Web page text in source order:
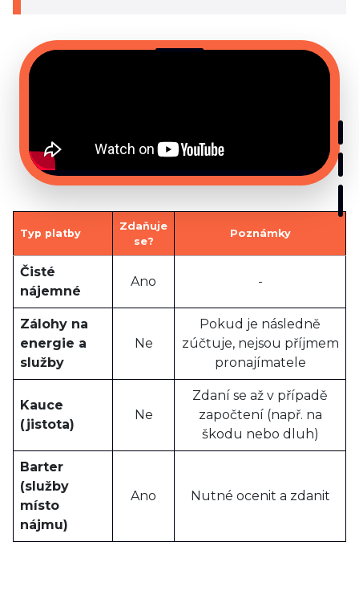
Typ platby
Zdaňuje
se?
Poznámky
Čisté
nájemné
Ano -
Zálohy na
energie a
služby
Ne
Pokud je následně
zúčtuje, nejsou příjmem
pronajímatele
Kauce
(jistota)
Ne
Zdaní se až v případě
započtení (např. na
škodu nebo dluh)
Barter
(služby
místo
nájmu)
Ano Nutné ocenit a zdanit